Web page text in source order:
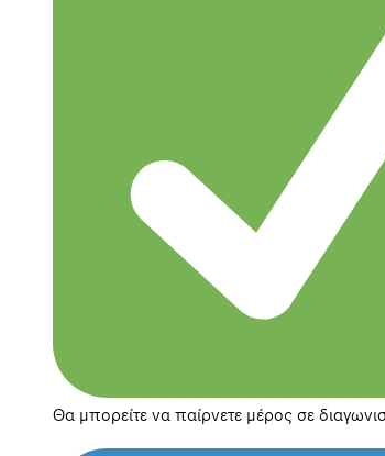
Θα μπορείτε να παίρνετε μέρος σε